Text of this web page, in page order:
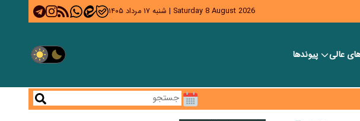
Saturday 8 August 2026
| شنبه ۱۷ مرداد ۱۴۰۵
پیوندها